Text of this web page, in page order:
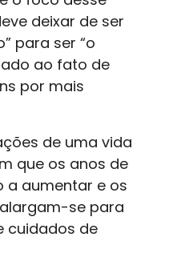
deixar de ser
para ser “o
ao fato de
por mais
de uma vida
que os anos de
a aumentar e os
se para
cuidados de